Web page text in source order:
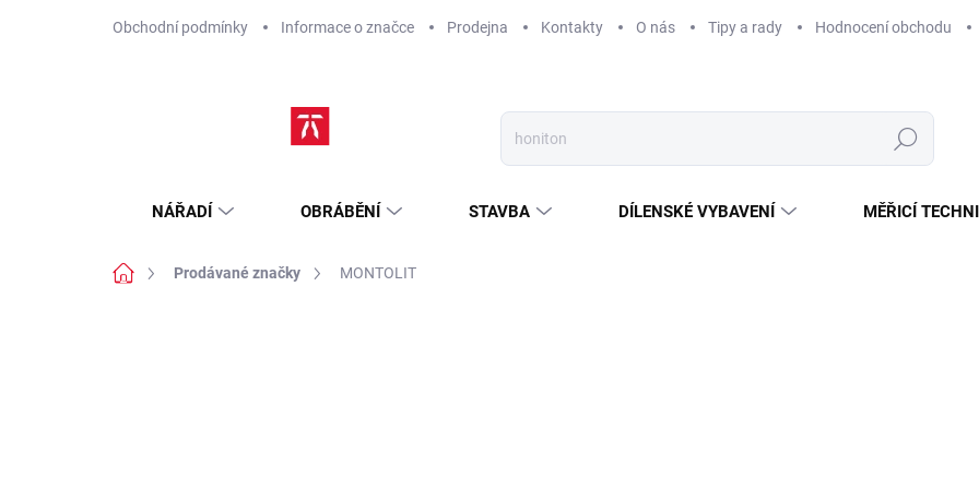
Obchodní podmínky Informace o značce Prodejna Kontakty O nás Tipy a rady Hodnocení obchodu
Hledat
NÁŘADÍ OBRÁBĚNÍ STAVBA DÍLENSKÉ VYBAVENÍ MĚŘICÍ
Domů Prodávané značky MONTOLIT